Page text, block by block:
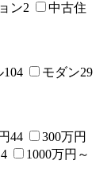
ン2
中古住
104 モダン29
44
300万円
1000万円～